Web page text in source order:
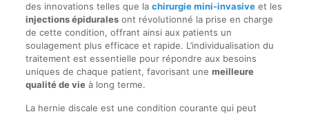
des innovations telles que la chirurgie mini-invasiveet les
injections épiduralesont révolutionné la prise en charge
de cette condition, offrant ainsi aux patients un
soulagement plus efficace et rapide. L’individualisation du
traitement est essentielle pour répondre aux besoins
uniques de chaque patient, favorisant une meilleure
qualité de vieà long terme.
La hernie discale est une condition courante qui peut